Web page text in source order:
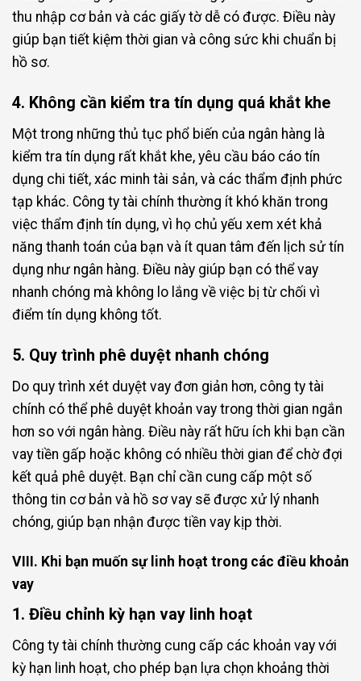
thu nhập cơ bản và các giấy tờ dễ có được. Điều này
giúp bạn tiết kiệm thời gian và công sức khi chuẩn bị
hồ sơ.
4. Không cần kiểm tra tín dụng quá khắt khe
Một trong những thủ tục phổ biến của ngân hàng là
kiểm tra tín dụng rất khắt khe, yêu cầu báo cáo tín
dụng chi tiết, xác minh tài sản, và các thẩm định phức
tạp khác. Công ty tài chính thường ít khó khăn trong
việc thẩm định tín dụng, vì họ chủ yếu xem xét khả
năng thanh toán của bạn và ít quan tâm đến lịch sử tín
dụng như ngân hàng. Điều này giúp bạn có thể vay
nhanh chóng mà không lo lắng về việc bị từ chối vì
điểm tín dụng không tốt.
5. Quy trình phê duyệt nhanh chóng
Do quy trình xét duyệt vay đơn giản hơn, công ty tài
chính có thể phê duyệt khoản vay trong thời gian ngắn
hơn so với ngân hàng. Điều này rất hữu ích khi bạn cần
vay tiền gấp hoặc không có nhiều thời gian để chờ đợi
kết quả phê duyệt. Bạn chỉ cần cung cấp một số
thông tin cơ bản và hồ sơ vay sẽ được xử lý nhanh
chóng, giúp bạn nhận được tiền vay kịp thời.
VIII. Khi bạn muốn sự linh hoạt trong các điều khoản
vay
1. Điều chỉnh kỳ hạn vay linh hoạt
Công ty tài chính thường cung cấp các khoản vay với
kỳ hạn linh hoạt, cho phép bạn lựa chọn khoảng thời